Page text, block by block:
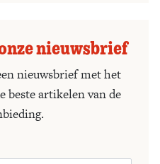
nieuwsbrief
nieuwsbrief met het
beste artikelen van de